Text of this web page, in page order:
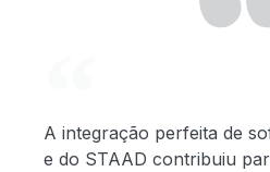
A integração perfeita de
e do STAAD contribuiu